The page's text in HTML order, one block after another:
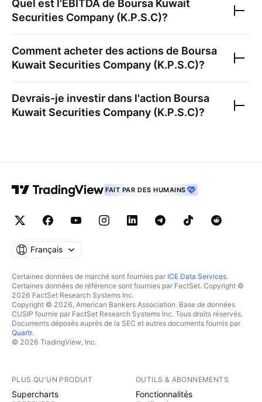
Quel est l'EBITDA de Boursa Kuwait
Securities Company (K.P.S.C)?
Comment acheter des actions de Boursa
Kuwait Securities Company (K.P.S.C)?
Devrais-je investir dans l'action Boursa
Kuwait Securities Company (K.P.S.C)?
FAIT PAR DES HUMAINS
Français
Certaines données de marché sont fournies par ICE Data Services.
Certaines données de référence sont fournies par FactSet. Copyright ©
2026 FactSet Research Systems Inc.
Copyright © 2026, American Bankers Association. Base de données
CUSIP fournie par FactSet Research Systems Inc. Tous droits réservés.
Documents déposés auprès de la SEC et autres documents fournis par
Quartr.
© 2026 TradingView, Inc.
PLUS QU'UN PRODUIT
Supercharts
OUTILS & ABONNEMENTS
Fonctionnalités